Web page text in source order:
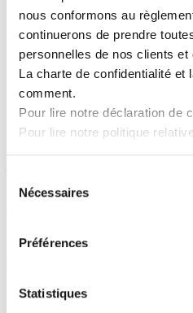
nous conformons au
continuerons de prendre
personnelles de nos clients
La charte de confidentialité et
comment.
Pour lire notre déclaration de
Pour lire notre politique
Nécessaires
Préférences
Statistiques
Politique de cookie
Politique de confidentialité
Plan du site
Contacter ERIKS
Quick Links
Recherche
Contacter ERIKS
Plan du Site|Privacy Statement
Cette page en PDF
Contact ERIKS Engineered
Contact met ERIKS